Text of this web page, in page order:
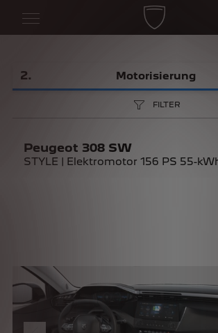
2. Motorisierung
FILTER
Peugeot 308 SW
STYLE | Elektromotor 156 PS 55-